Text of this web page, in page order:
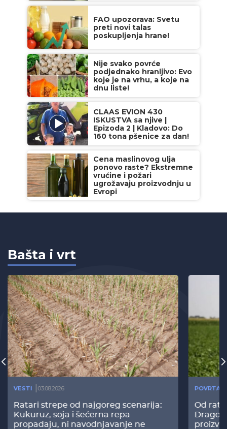
FAO upozorava: Svetu
preti novi talas
poskupljenja hrane!
Nije svako povrće
podjednako hranljivo: Evo
koje je na vrhu, a koje na
dnu liste!
CLAAS EVION 430
ISKUSTVA sa njive |
Epizoda 2 | Kladovo: Do
160 tona pšenice za dan!
Cena maslinovog ulja
ponovo raste? Ekstremne
vrućine i požari
ugrožavaju proizvodnju u
Evropi
Bašta i vrt
VESTI 03.08.2026
Ratari strepe od najgoreg scenarija:
Kukuruz, soja i šećerna repa
propadaju, ni navodnjavanje ne
Od